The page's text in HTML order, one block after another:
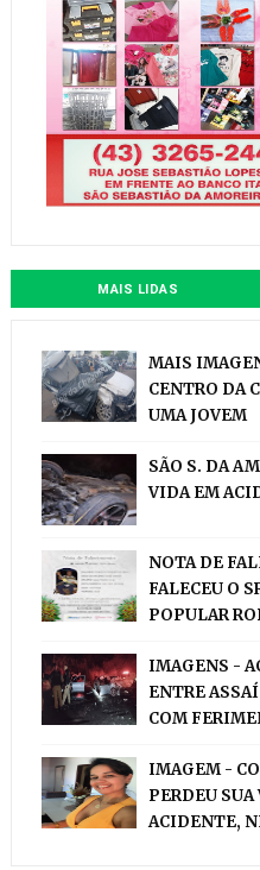
MAIS LIDAS
MAIS
CENTRO DA
UMA JOVEM
SÃO S. DA
VIDA EM
NOTA DE
FALECEU O
POPULAR
IMAGENS -
ENTRE
COM
IMAGEM -
PERDEU
ACIDENTE,